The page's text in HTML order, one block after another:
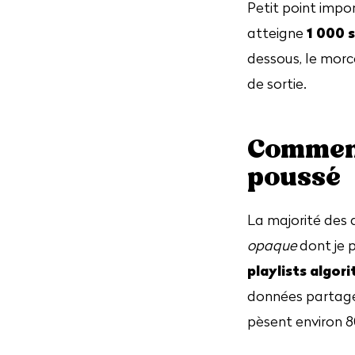
Petit point
atteigne 1 000
dessous, le
de sortie.
poussé
La majorité
opaquedont je
playlists
données
pèsent environ